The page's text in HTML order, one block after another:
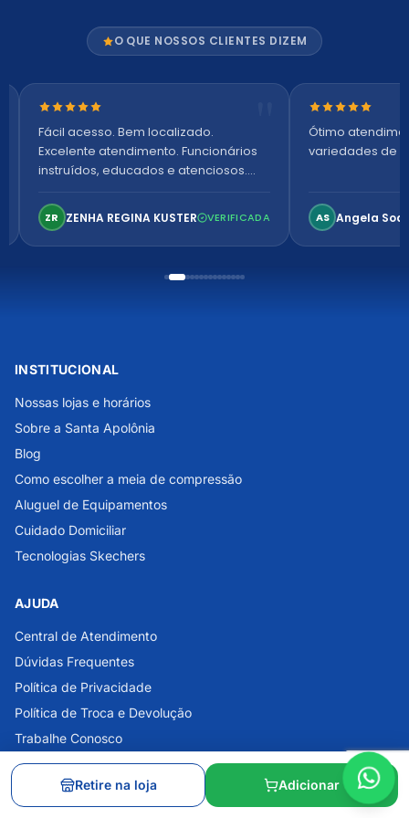
O QUE NOSSOS CLIENTES DIZEM
Nota 5 de 5 estrelas
Fácil acesso. Bem localizado.
Excelente atendimento. Funcionários
instruídos, educados e atenciosos.
confortável. Perfeito!
ZR ZENHA REGINA KUSTER VERIFICADA
Nota 5 de 5
Ótimo
variedades de
AS Angela
INSTITUCIONAL
Nossas lojas e horários
Sobre a Santa Apolônia
Blog
Como escolher a meia de compressão
Aluguel de Equipamentos
Cuidado Domiciliar
Tecnologias Skechers
AJUDA
Central de Atendimento
Dúvidas Frequentes
Política de Privacidade
Política de Troca e Devolução
Trabalhe Conosco
ATENDIMENTORetire na loja Adicionar